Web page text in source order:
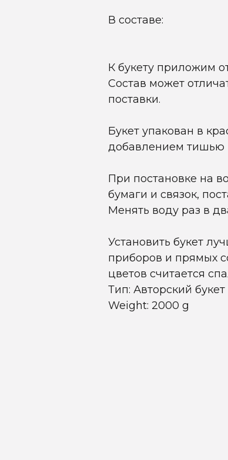
В составе:
К букету приложим
Состав может
поставки.
Букет упакован в
добавлением тишью
При постановке на
бумаги и связок,
Менять воду раз в
Установить букет
приборов и прямых
цветов считается
Тип: Авторский букет
Weight: 2000 g